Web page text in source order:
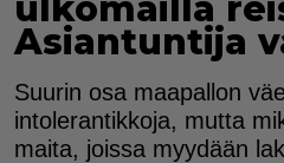
Asiantuntija
Suurin osa maapallon
intolerantikkoja, mutta
maita, joissa myydään